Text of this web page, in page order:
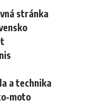
stránka
a technika
moto